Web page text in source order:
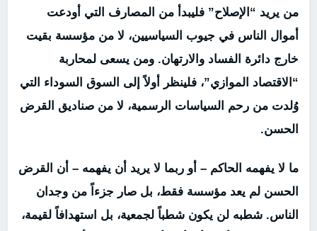
من يريد “الإصلاح” فليبدأ من المصارف التي أودعت
أموال الناس في جيوب السياسيين، لا من مؤسسة بقيت
خارج دائرة الفساد والارتهان. ومن يسعى لمحاربة
“الاقتصاد الموازي”، فلينظر أولاً إلى السوق السوداء التي
وُلدت من رحم السياسات الرسمية، لا من صناديق القرض
الحسن.
ما لا يفهمه الحاكم – أو ربما لا يريد أن يفهمه – أن القرض
الحسن لم يعد مؤسسة فقط، بل صار جزءاً من وجدان
الناس. شطبه لن يكون شطباً لجمعية، بل استهدافاً لقيمة،